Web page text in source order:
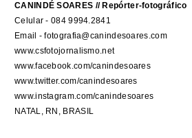
CANINDÉ SOARES // Repórter-fotográfico
Celular - 084 9994.2841
Email - fotografia@canindesoares.com
www.csfotojornalismo.net
www.facebook.com/canindesoares
www.twitter.com/canindesoares
www.instagram.com/canindesoares
NATAL, RN, BRASIL